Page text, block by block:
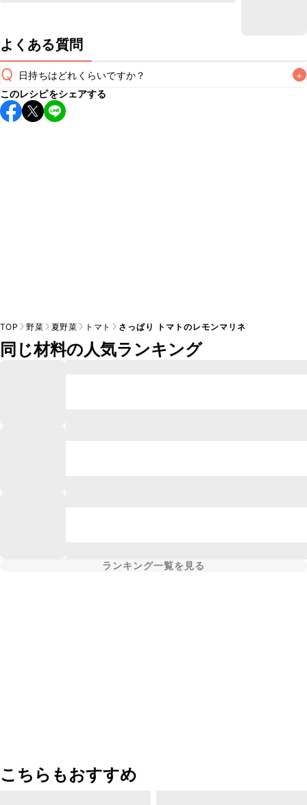
よくある質問
Q 日持ちはどれくらいですか？ +
保存期間は冷蔵で当日中が目安です。なるべくお早めにお召
し上がりください。
このレシピをシェアする
TOP 野菜 夏野菜 トマト さっぱり トマトのレモンマリネ
同じ材料の人気ランキング
ランキング一覧を見る
こちらもおすすめ